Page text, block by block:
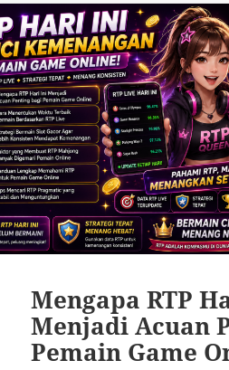
Mengapa RTP
Menjadi Acuan
Pemain Game